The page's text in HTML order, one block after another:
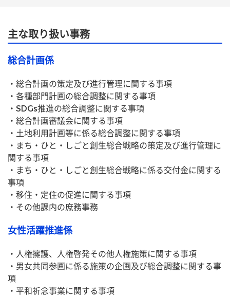
主な取り扱い事務
総合計画係
・総合計画の策定及び進行管理に関する事項
・各種部門計画の総合調整に関する事項
・SDGs推進の総合調整に関する事項
・総合計画審議会に関する事項
・土地利用計画等に係る総合調整に関する事項
・まち・ひと・しごと創生総合戦略の策定及び進行管理に
関する事項
・まち・ひと・しごと創生総合戦略に係る交付金に関する
事項
・移住・定住の促進に関する事項
・その他課内の庶務事務
女性活躍推進係
・人権擁護、人権啓発その他人権施策に関する事項
・男女共同参画に係る施策の企画及び総合調整に関する事
項
・平和祈念事業に関する事項